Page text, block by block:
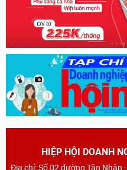
HIỆP HỘI DOANH
Địa chỉ: Số 02 đường Tân Nhân